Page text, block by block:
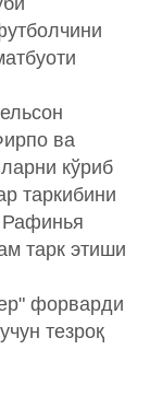
ва
кўриб
таркибини
Рафинья
тарк этиши
форварди
тезроқ